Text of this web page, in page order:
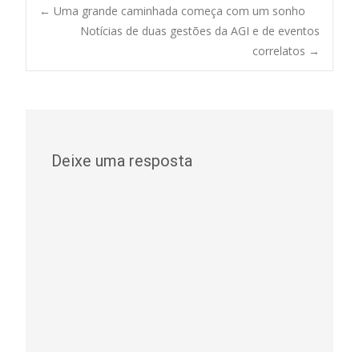
Post
navigation
← Uma grande caminhada começa com um sonho
Notícias de duas gestões da AGI e de eventos
correlatos →
Deixe uma resposta